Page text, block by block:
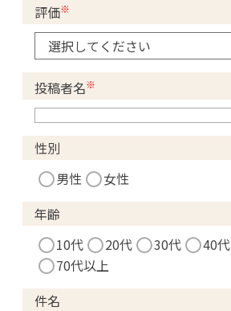
評価※
投稿者名※
性別
男性
女性
年齢
10代
20代 30代 40代
70代以上
件名